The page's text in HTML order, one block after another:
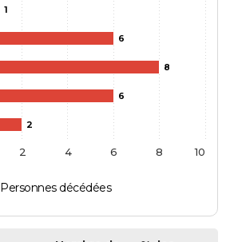
1
6
8
6
2
Personnes décédées
2 4 6 8 10